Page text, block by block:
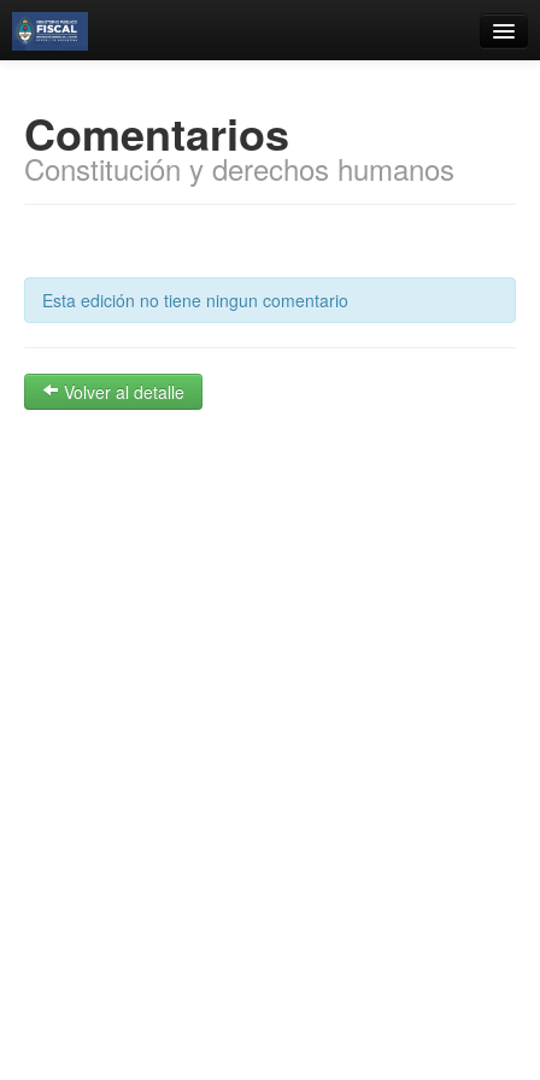
Búsqueda Avanzada
Estantes Virtuales
Contacto
Comentarios
Constitución y derechos humanos
Esta edición no tiene ningun comentario
Volver al detalle